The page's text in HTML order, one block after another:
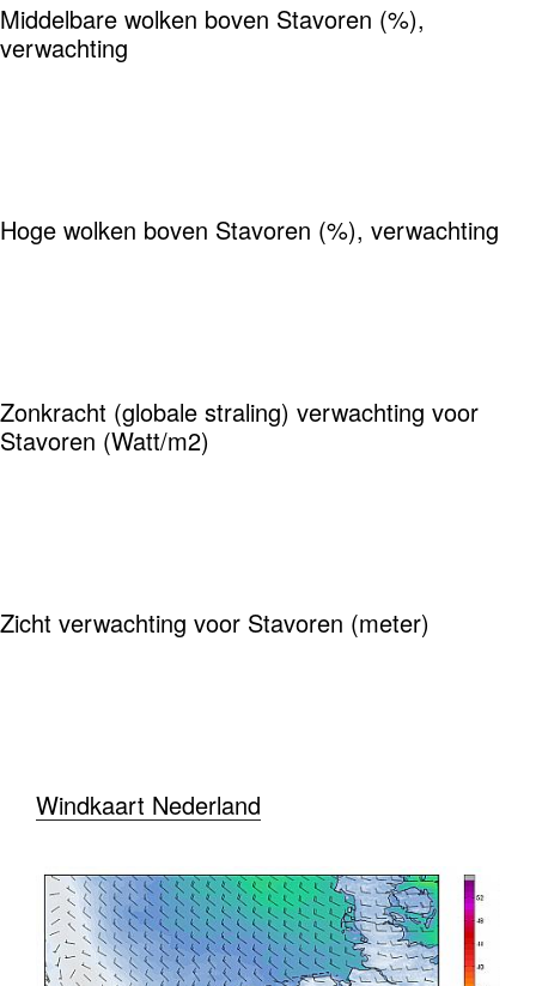
Middelbare wolken boven Stavoren (%),
verwachting
Hoge wolken boven Stavoren (%), verwachting
Zonkracht (globale straling) verwachting voor
Stavoren (Watt/m2)
Zicht verwachting voor Stavoren (meter)
Windkaart Nederland